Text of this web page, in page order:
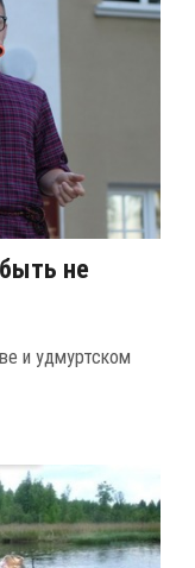
не
и удмуртском